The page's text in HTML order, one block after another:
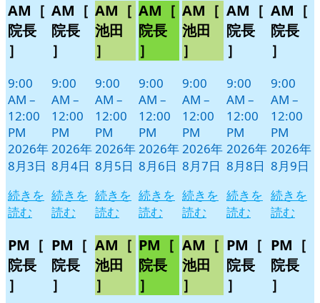
月
3
日
イ
ベ
AM［
院長
］
9:00
AM –
12:00
PM
2026年
8月3日
続きを
読む
PM［
院長
］
月
4
日
イ
ベ
AM［
院長
］
9:00
AM –
12:00
PM
2026年
8月4日
続きを
読む
PM［
院長
］
月
5
日
イ
ベ
ト)
AM［
池田
］
9:00
AM –
12:00
PM
2026年
8月5日
続きを
読む
AM［
池田
］
月
6
日
イ
ベ
ト)
AM［
院長
］
9:00
AM –
12:00
PM
2026年
8月6日
続きを
読む
PM［
院長
］
月
7
日
イ
ベ
ト)
AM［
池田
］
9:00
AM –
12:00
PM
2026年
8月7日
続きを
読む
AM［
池田
］
月
8
日
イ
ベ
AM［
院長
］
9:00
AM –
12:00
PM
2026年
8月8日
続きを
読む
PM［
院長
］
月
9
日
イ
ベ
AM［
院長
］
9:00
AM –
12:00
PM
2026年
8月9日
続きを
読む
PM［
院長
］